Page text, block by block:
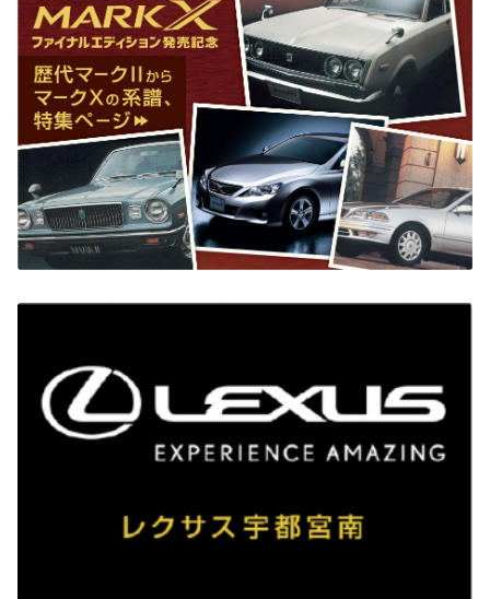
2024-09-03
東武宇都宮百貨店イベント開催のご案内
来週12日の木曜日、東武宇都宮百貨店さんにて
イベントを開催させていただきます。『すべての
人に移動の自由を』をコンセプトとし、日常生
活で「移動にお困りの方」の歩行をサポートす
る新たなモビリティの試乗や福祉車両への積み
下ろしをご体感いただけます。そのほかにも各種イベントをご用意しておりま
す。素敵な景品が当たる抽選会もございますので、お時間ございましたらお立ち
寄りください。
◆日時：2024年9月12日（木）
◆午前10時～午後5時
◆場所：東武宇都宮百貨店6F 特設会場
ヨガマットを使わず、イスに座って行うヨガです。 激しい運動ができない方でも
①午前10時30分から
②午前11時30分から
③午後1時30分から
④午後2時30分から
⑤午後3時30分から
〇脳体力トレーナーCogEvo体験
協力：日本旅行 宇都宮支店